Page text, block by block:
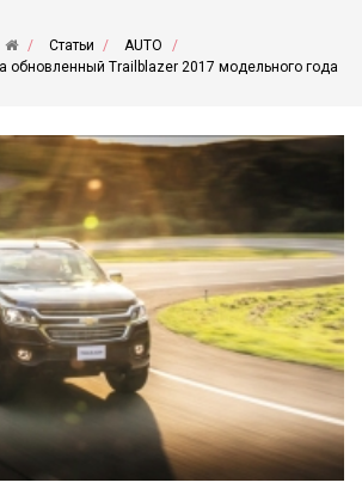
Статьи
AUTO
обновленный Trailblazer 2017 модельного года